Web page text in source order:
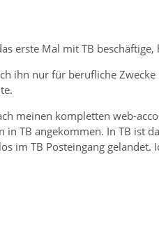
erste Mal mit TB
ihn nur für berufliche
meinen kompletten web-
TB angekommen. In TB ist
im TB Posteingang gelandet.